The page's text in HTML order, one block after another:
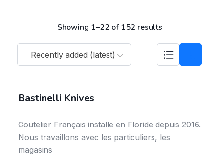
Showing 1–22 of 152 results
Recently added (latest)
Bastinelli Knives
Coutelier Français installe en Floride depuis 2016.
Nous travaillons avec les particuliers, les
magasins